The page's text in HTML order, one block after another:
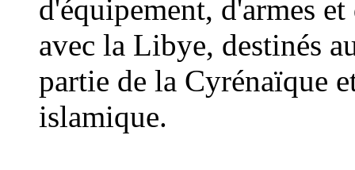
d'équipement, d'armes
avec la Libye, destinés
partie de la Cyrénaïque
islamique.